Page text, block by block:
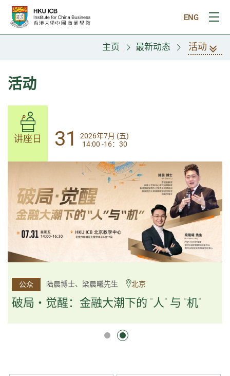
跳往主要内容
ENG
打
主页 最新动态 活动
活动
讲座日 31
2026年7月 (五)
14:00-17:30
公众 杨文斌先生、邱良弼先生 广州
逻辑×算法：重塑资产配置内核
逻辑×算法：重塑资产配置内核
讲座日 31
2026年7月 (五)
14:00 -16：30
公众 陆晨博士、梁晨曦先生 北京
破局・觉醒：金融大潮下的 "人" 与 "机"